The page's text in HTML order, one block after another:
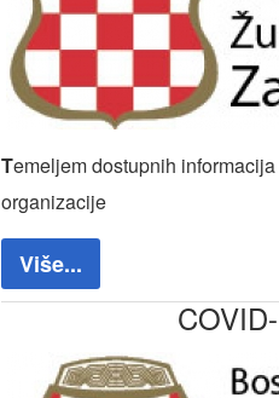
Temeljem dostupnih
organizacije
Više...